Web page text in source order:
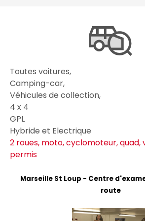
Toutes voitures,
Camping-car,
Véhicules de collection,
4 x 4
GPL
Hybride et Electrique
2 roues, moto, cyclomoteur, quad,
permis
Marseille St Loup - Centre
route